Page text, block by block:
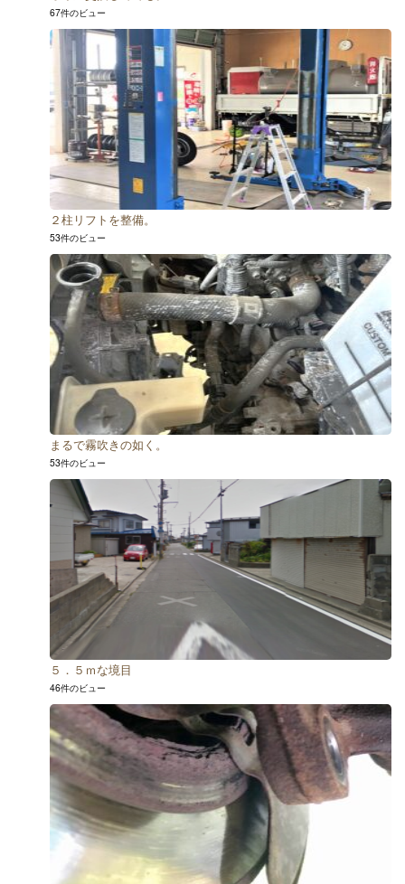
67件のビュー
２柱リフトを整備。
53件のビュー
まるで霧吹きの如く。
53件のビュー
５．５ｍな境目
46件のビュー